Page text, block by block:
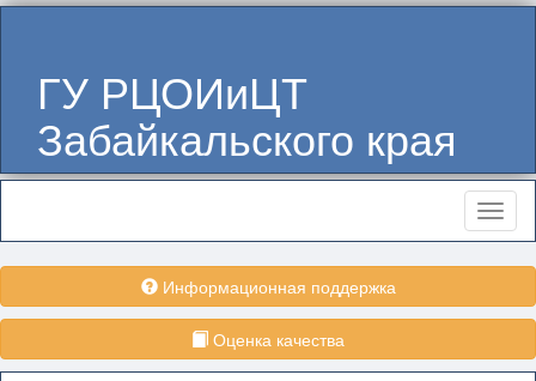
ГУ РЦОИиЦТ
Забайкальского края
Меню
Информационная поддержка
Оценка качества